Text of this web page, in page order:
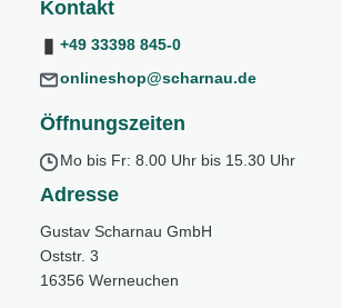
Kontakt
+49 33398 845-0
onlineshop@scharnau.de
Öffnungszeiten
Mo bis Fr: 8.00 Uhr bis 15.30 Uhr
Adresse
Gustav Scharnau GmbH
Oststr. 3
16356 Werneuchen